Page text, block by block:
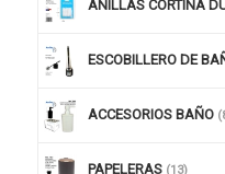
ANILLAS CORTINA
ESCOBILLERO DE
ACCESORIOS BAÑO
PAPELERAS (13)